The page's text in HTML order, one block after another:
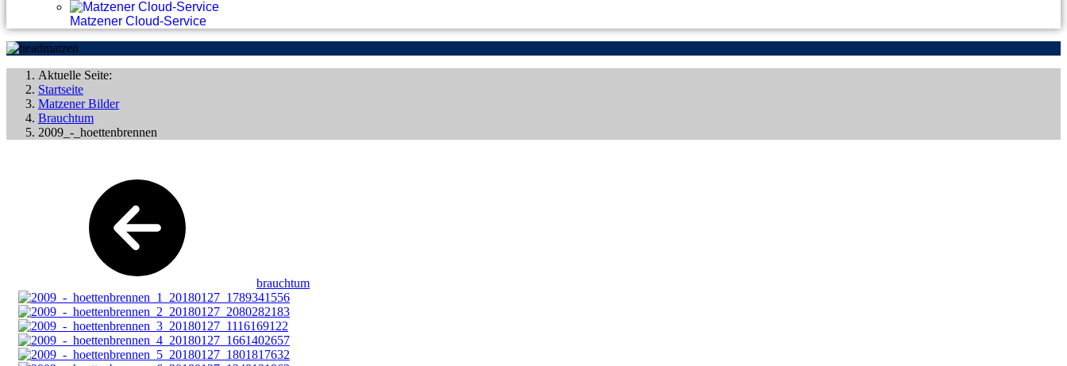
Matzener Cloud-Service
Aktuelle Seite:
Startseite
Matzener Bilder
Brauchtum
2009_-_hoettenbrennen
brauchtum